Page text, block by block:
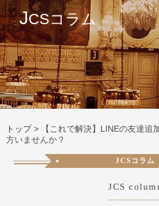
JCSコラム
トップ>
【これで解決】LINEの友達追
方いませんか？
JCSコラム
JCS